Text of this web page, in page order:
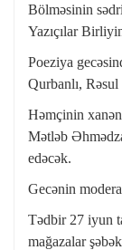
Bölməsinin
Yazıçılar
Poeziya
Qurbanlı,
Həmçinin
Mətləb
edəcək.
Gecənin
Tədbir 27 iyun
mağazalar